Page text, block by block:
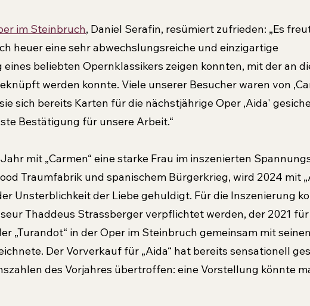
im Steinbruch, Daniel Serafin, resümiert zufrieden: „Es
heuer eine sehr abwechslungsreiche und einzigartige
eines beliebten Opernklassikers zeigen konnten, mit der an
werden konnte. Viele unserer Besucher waren von
sich bereits Karten für die nächstjährige Oper ,Aida'
Bestätigung für unsere Arbeit.“
mit „Carmen“ eine starke Frau im inszenierten
Traumfabrik und spanischem Bürgerkrieg, wird 2024 mit
Unsterblichkeit der Liebe gehuldigt. Für die Inszenierung
Thaddeus Strassberger verpflichtet werden, der 2021
„Turandot“ in der Oper im Steinbruch gemeinsam mit
Der Vorverkauf für „Aida“ hat bereits sensationell
des Vorjahres übertroffen: eine Vorstellung könnte